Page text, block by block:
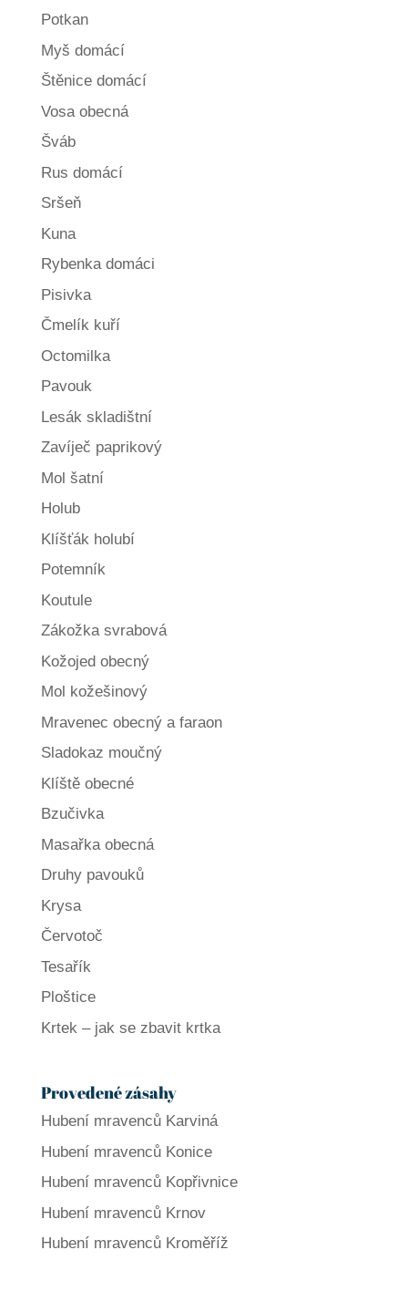
Potkan
Myš domácí
Štěnice domácí
Vosa obecná
Šváb
Rus domácí
Sršeň
Kuna
Rybenka domáci
Pisivka
Čmelík kuří
Octomilka
Pavouk
Lesák skladištní
Zavíječ paprikový
Mol šatní
Holub
Klíšťák holubí
Potemník
Koutule
Zákožka svrabová
Kožojed obecný
Mol kožešinový
Mravenec obecný a faraon
Sladokaz moučný
Klíště obecné
Bzučivka
Masařka obecná
Druhy pavouků
Krysa
Červotoč
Tesařík
Ploštice
Krtek – jak se zbavit krtka
Provedené zásahy
Hubení mravenců Karviná
Hubení mravenců Konice
Hubení mravenců Kopřivnice
Hubení mravenců Krnov
Hubení mravenců Kroměříž